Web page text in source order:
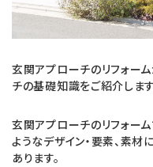
玄関アプローチのリフォー
チの基礎知識をご紹介します
玄関アプローチのリフォー
ようなデザイン・要素、素
あります。